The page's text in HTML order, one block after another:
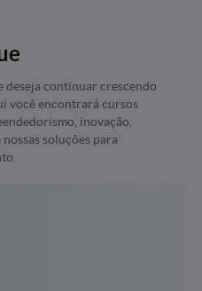
deseja continuar crescendo
você encontrará cursos
inovação,
soluções para